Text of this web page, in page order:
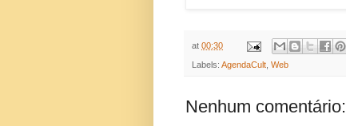
at 00:30
Labels: AgendaCult Web
Nenhum comentário: